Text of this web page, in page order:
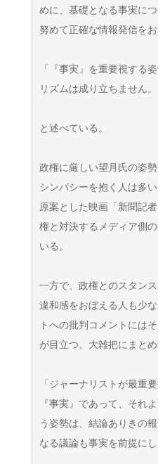
めに、基礎となる事実に
努めて正確な情報発信をお
「『事実』を重要視する
リズムは成り立ちません。
と述べている。
政権に厳しい望月氏の姿
シンパシーを抱く人は多
原案とした映画「新聞記
権と対決するメディア側
いる。
一方で、政権とのスタン
違和感をおぼえる人も少
トへの批判コメントには
が目立つ。大雑把にまとめ
「ジャーナリストが最重
『事実』であって、それ
う姿勢は、結論ありきの
なる議論も事実を前提に